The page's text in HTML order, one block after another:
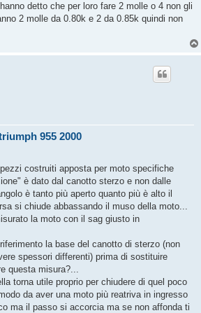
detto che per loro fare 2 molle o 4 non gli
2 molle da 0.80k e 2 da 0.85k quindi non
955 2000
costruiti apposta per moto specifiche
è dato dal canotto sterzo e non dalle
è tanto più aperto quanto più è alto il
si chiude abbassando il muso della moto...
la moto con il sag giusto in
la base del canotto di sterzo (non
spessori differenti) prima di sostituire
questa misura?...
torna utile proprio per chiudere di quel poco
da aver una moto più reatriva in ingresso
ma il passo si accorcia ma se non affonda ti